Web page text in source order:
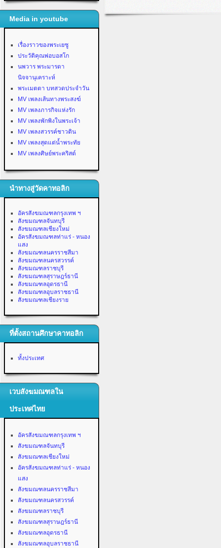
Media in youtube
เรื่องราวของพระเยซู
ประวัติคุณพ่อบอสโก
นพวาร พระมารดา
นิจจานุเคราะห์
พระเมตตา บทสวดประจำวัน
MV เพลงเส้นทางพระสงฆ์
MV เพลงภารกิจแห่งรัก
MV เพลงพักพิงในพระเจ้า
MV เพลงสวรรค์ชาวดิน
MV เพลงสุดแต่น้ำพระทัย
MV เพลงศิษย์พระคริสต์
นำทางสู่วัดคาทอลิก
อัครสังฆมณฑลกรุงเทพ ฯ
สังฆมณฑลจันทบุรี
สังฆมณฑลเชียงใหม่
อัครสังฆมณฑลท่าแร่ - หนอง
แสง
สังฆมณฑลนครราชสีมา
สังฆมณฑลนครสวรรค์
สังฆมณฑลราชบุรี
สังฆมณฑลสุราษฎร์ธานี
สังฆมณฑลอุดรธานี
สังฆมณฑลอุบลราชธานี
สังฆมณฑลเชียงราย
ที่ตั้งสถานศึกษาคาทอลิก
ทั้งประเทศ
เวบสังฆมณฑลใน
ประเทศไทย
อัครสังฆมณฑลกรุงเทพ ฯ
สังฆมณฑลจันทบุรี
สังฆมณฑลเชียงใหม่
อัครสังฆมณฑลท่าแร่ - หนอง
แสง
สังฆมณฑลนครราชสีมา
สังฆมณฑลนครสวรรค์
สังฆมณฑลราชบุรี
สังฆมณฑลสุราษฎร์ธานี
สังฆมณฑลอุดรธานี
สังฆมณฑลอุบลราชธานี